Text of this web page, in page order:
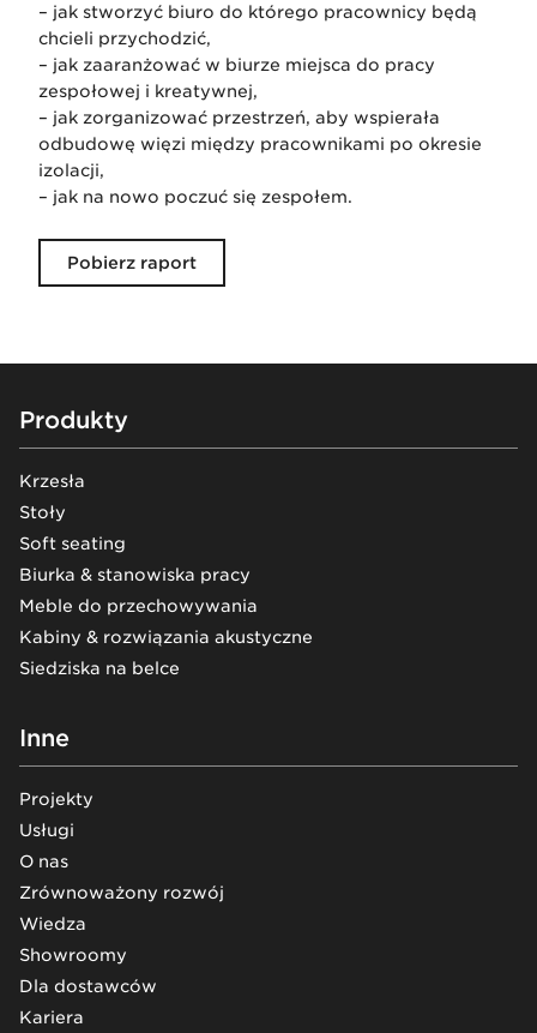
– jak stworzyć biuro do którego pracownicy będą
chcieli przychodzić,
– jak zaaranżować w biurze miejsca do pracy
zespołowej i kreatywnej,
– jak zorganizować przestrzeń, aby wspierała
odbudowę więzi między pracownikami po okresie
izolacji,
– jak na nowo poczuć się zespołem.
Pobierz raport
Footer
Produkty
Krzesła
Stoły
Soft seating
Biurka & stanowiska pracy
Meble do przechowywania
Kabiny & rozwiązania akustyczne
Siedziska na belce
Inne
Projekty
Usługi
O nas
Zrównoważony rozwój
Wiedza
Showroomy
Dla dostawców
Kariera